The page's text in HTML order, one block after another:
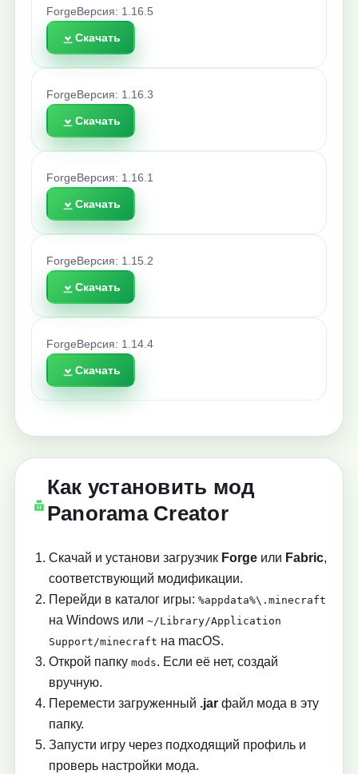
Forge Версия: 1.16.5
Скачать
Forge Версия: 1.16.3
Скачать
Forge Версия: 1.16.1
Скачать
Forge Версия: 1.15.2
Скачать
Forge Версия: 1.14.4
Скачать
Как установить мод
Panorama Creator
Скачай и установи загрузчик Forge или Fabric,
соответствующий модификации.
Перейди в каталог игры: %appdata%\.minecraft
на Windows или ~/Library/Application
Support/minecraft на macOS.
Открой папку mods. Если её нет, создай
вручную.
Перемести загруженный .jar файл мода в эту
папку.
Запусти игру через подходящий профиль и
проверь настройки мода.